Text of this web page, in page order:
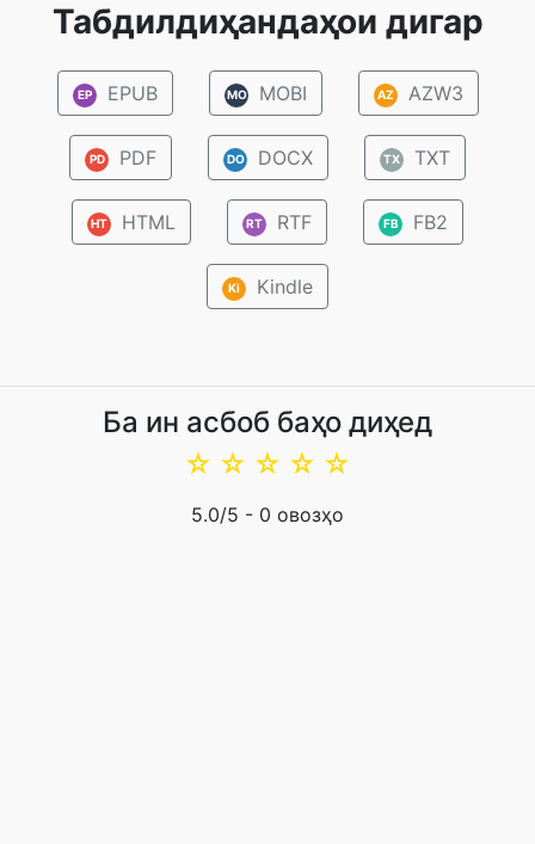
Табдилдиҳандаҳои дигар
EP EPUB MO MOBI AZ AZW3
PD PDF DO DOCX TX TXT
HT HTML RT RTF FB FB2
Ki Kindle
Ба ин асбоб баҳо диҳед
☆
☆
☆
☆
☆
5.0/5 - 0 овозҳо